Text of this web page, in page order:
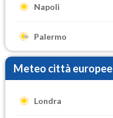
Napoli
Palermo
Meteo città europee
Londra